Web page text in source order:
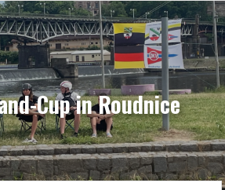
Cup in Roudnice